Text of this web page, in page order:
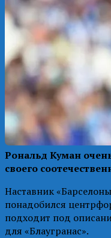
Рональд Куман
своего
Наставник
понадобился
подходит под
для «Блаугранас».